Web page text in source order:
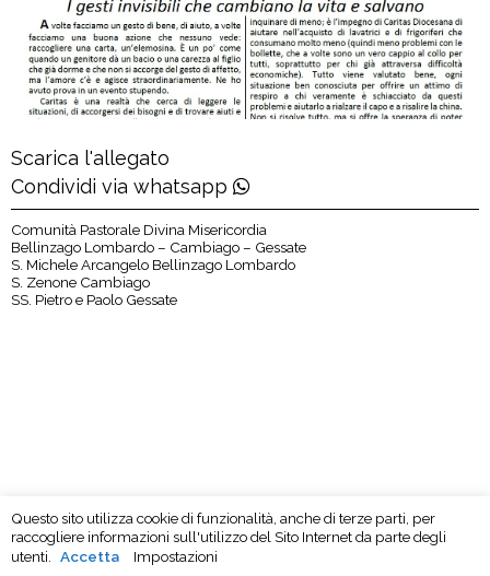
Scarica l'allegato
Condividi via whatsapp
Comunità Pastorale Divina Misericordia
Bellinzago Lombardo – Cambiago – Gessate
S. Michele Arcangelo Bellinzago Lombardo
S. Zenone Cambiago
SS. Pietro e Paolo Gessate
Questo sito utilizza cookie di funzionalità, anche di terze parti, per
raccogliere informazioni sull'utilizzo del Sito Internet da parte degli
utenti.
Accetta Impostazioni